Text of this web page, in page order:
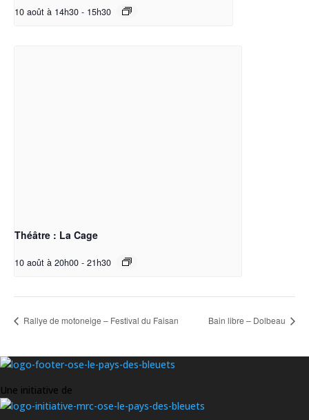
10 août à 14h30 - 15h30
Théâtre : La Cage
10 août à 20h00 - 21h30
Rallye de motoneige – Festival du Faisan Bain libre – Dolbeau
Une initiative de